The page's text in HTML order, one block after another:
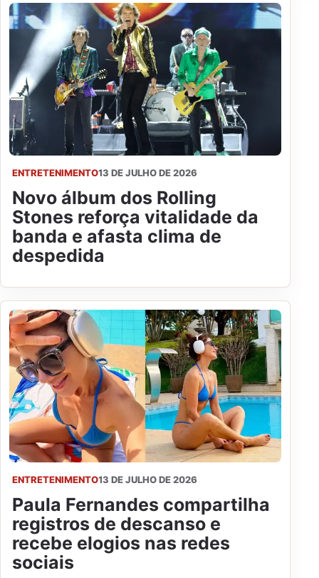
ENTRETENIMENTO13 DE JULHO DE 2026
Novo álbum dos Rolling
Stones reforça vitalidade da
banda e afasta clima de
despedida
ENTRETENIMENTO13 DE JULHO DE 2026
Paula Fernandes compartilha
registros de descanso e
recebe elogios nas redes
sociais